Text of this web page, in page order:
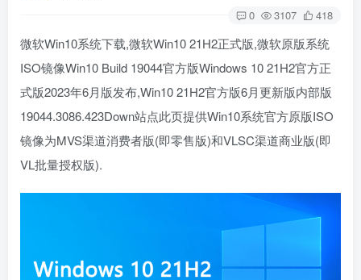
0 3107 418
微软Win10系统下载,微软Win10 21H2正式版,微软原版系统
ISO镜像Win10 Build 19044官方版Windows 10 21H2官方正
式版2023年6月版发布,Win10 21H2官方版6月更新版内部版
19044.3086.423Down站点此页提供Win10系统官方原版ISO
镜像为MVS渠道消费者版(即零售版)和VLSC渠道商业版(即
VL批量授权版).